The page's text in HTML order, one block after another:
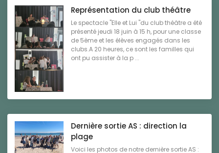
Représentation du club théâtre
Le spectacle "Elle et Lui "du club théâtre a été
présenté jeudi 18 juin à 15 h, pour une classe
de 5ème et les élèves engagés dans les
clubs.A 20 heures, ce sont les familles qui
ont pu assister à la p ...
Dernière sortie AS : direction la
plage
Voici les photos de notre dernière sortie AS :